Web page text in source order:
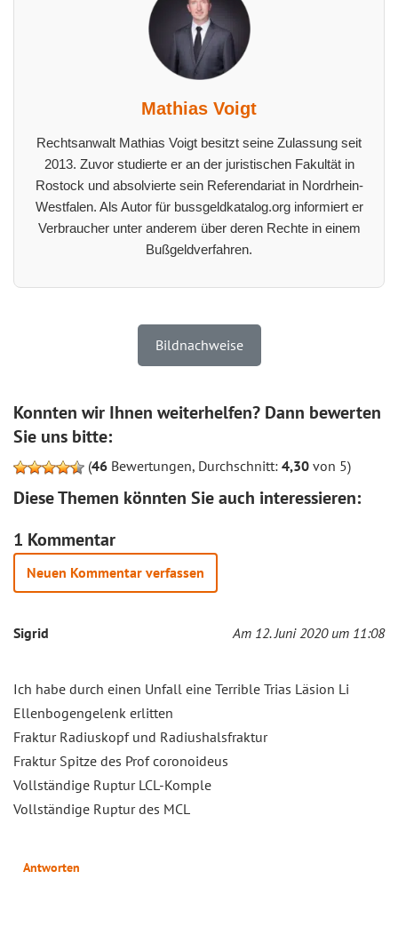
Mathias Voigt
Rechtsanwalt Mathias Voigt besitzt seine Zulassung seit
2013. Zuvor studierte er an der juristischen Fakultät in
Rostock und absolvierte sein Referendariat in Nordrhein-
Westfalen. Als Autor für bussgeldkatalog.org informiert er
Verbraucher unter anderem über deren Rechte in einem
Bußgeldverfahren.
Bildnachweise
Konnten wir Ihnen weiterhelfen? Dann bewerten
Sie uns bitte:
(46 Bewertungen, Durchschnitt: 4,30 von 5)
Diese Themen könnten Sie auch interessieren:
1 Kommentar
Neuen Kommentar verfassen
Sigrid Am 12. Juni 2020 um 11:08
Ich habe durch einen Unfall eine Terrible Trias Läsion Li
Ellenbogengelenk erlitten
Fraktur Radiuskopf und Radiushalsfraktur
Fraktur Spitze des Prof coronoideus
Vollständige Ruptur LCL-Komple
Vollständige Ruptur des MCL
Antworten